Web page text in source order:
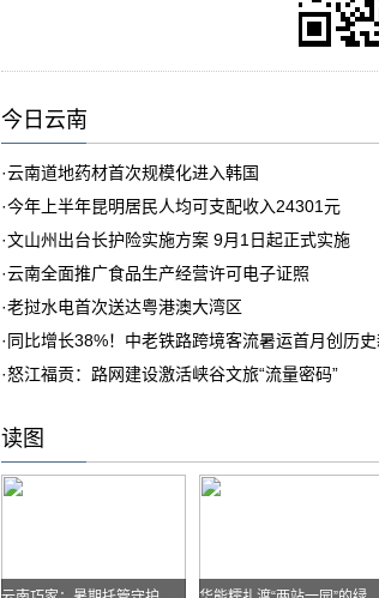
今日云南
·云南道地药材首次规模化进入韩国
·今年上半年昆明居民人均可支配收入24301元
·文山州出台长护险实施方案 9月1日起正式实施
·云南全面推广食品生产经营许可电子证照
·老挝水电首次送达粤港澳大湾区
· 同比增长38%！中老铁路跨境客流暑运首月创历
·怒江福贡：路网建设激活峡谷文旅“流量密码”
读图